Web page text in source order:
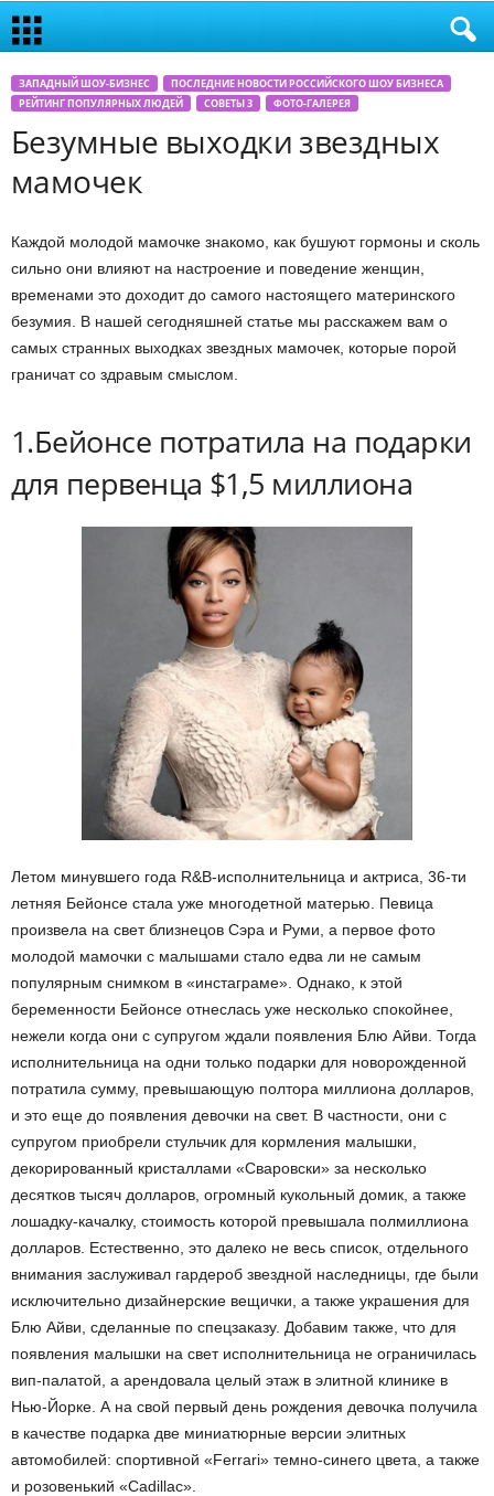
ЗАПАДНЫЙ ШОУ-БИЗНЕС
ПОСЛЕДНИЕ НОВОСТИ РОССИЙСКОГО ШОУ БИЗНЕСА
РЕЙТИНГ ПОПУЛЯРНЫХ ЛЮДЕЙ
СОВЕТЫ 3 ФОТО-ГАЛЕРЕЯ
Безумные выходки звездных
мамочек
Каждой молодой мамочке знакомо, как бушуют гормоны и сколь
сильно они влияют на настроение и поведение женщин,
временами это доходит до самого настоящего материнского
безумия. В нашей сегодняшней статье мы расскажем вам о
самых странных выходках звездных мамочек, которые порой
граничат со здравым смыслом.
1.Бейонсе потратила на подарки
для первенца $1,5 миллиона
Летом минувшего года R&B-исполнительница и актриса, 36-ти
летняя Бейонсе стала уже многодетной матерью. Певица
произвела на свет близнецов Сэра и Руми, а первое фото
молодой мамочки с малышами стало едва ли не самым
популярным снимком в «инстаграме». Однако, к этой
беременности Бейонсе отнеслась уже несколько спокойнее,
нежели когда они с супругом ждали появления Блю Айви. Тогда
исполнительница на одни только подарки для новорожденной
потратила сумму, превышающую полтора миллиона долларов,
и это еще до появления девочки на свет. В частности, они с
супругом приобрели стульчик для кормления малышки,
декорированный кристаллами «Сваровски» за несколько
десятков тысяч долларов, огромный кукольный домик, а также
лошадку-качалку, стоимость которой превышала полмиллиона
долларов. Естественно, это далеко не весь список, отдельного
внимания заслуживал гардероб звездной наследницы, где были
исключительно дизайнерские вещички, а также украшения для
Блю Айви, сделанные по спецзаказу. Добавим также, что для
появления малышки на свет исполнительница не ограничилась
вип-палатой, а арендовала целый этаж в элитной клинике в
Нью-Йорке. А на свой первый день рождения девочка получила
в качестве подарка две миниатюрные версии элитных
автомобилей: спортивной «Ferrari» темно-синего цвета, а также
и розовенький «Cadillac».